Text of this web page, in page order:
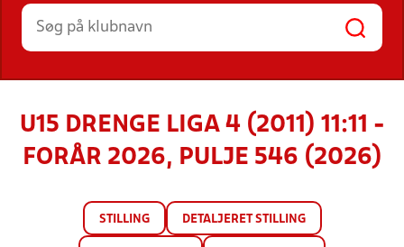
HOLD
U15 DRENGE LIGA 4 (2011) 11:11 -
FORÅR 2026, PULJE 546 (2026)
STILLING DETALJERET STILLING